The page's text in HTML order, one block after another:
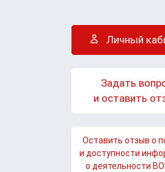
Личный
Задать
и оставить
Оставить отзыв о
и доступности
о деятельности